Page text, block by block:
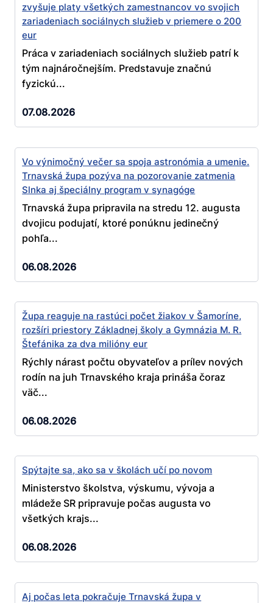
zvyšuje platy všetkých zamestnancov vo svojich
zariadeniach sociálnych služieb v priemere o 200
eur
Práca v zariadeniach sociálnych služieb patrí k
tým najnáročnejším. Predstavuje značnú
fyzickú...
07.08.2026
Vo výnimočný večer sa spoja astronómia a umenie.
Trnavská župa pozýva na pozorovanie zatmenia
Slnka aj špeciálny program v synagóge
Trnavská župa pripravila na stredu 12. augusta
dvojicu podujatí, ktoré ponúknu jedinečný
pohľa...
06.08.2026
Župa reaguje na rastúci počet žiakov v Šamoríne,
rozšíri priestory Základnej školy a Gymnázia M. R.
Štefánika za dva milióny eur
Rýchly nárast počtu obyvateľov a prílev nových
rodín na juh Trnavského kraja prináša čoraz
väč...
06.08.2026
Spýtajte sa, ako sa v školách učí po novom
Ministerstvo školstva, výskumu, vývoja a
mládeže SR pripravuje počas augusta vo
všetkých krajs...
06.08.2026
Aj počas leta pokračuje Trnavská župa v